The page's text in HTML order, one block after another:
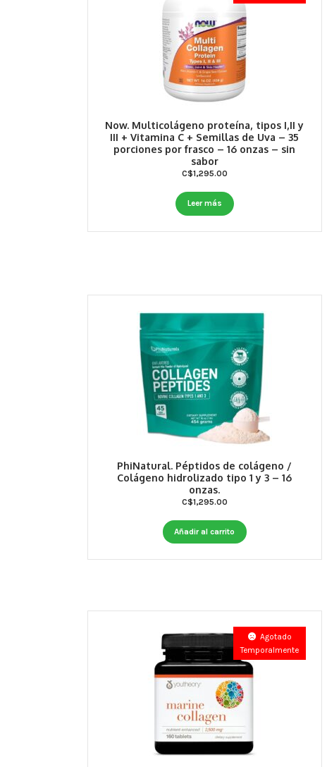
Now. Multicolágeno proteína, tipos I,II y
III + Vitamina C + Semillas de Uva – 35
porciones por frasco – 16 onzas – sin
sabor
C$1,295.00
Leer más
PhiNatural. Péptidos de colágeno /
Colágeno hidrolizado tipo 1 y 3 – 16
onzas.
C$1,295.00
Añadir al carrito
Agotado
Temporalmente